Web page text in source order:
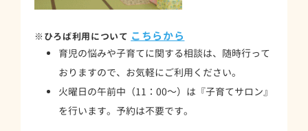
※ひろば利用について こちらから
育児の悩みや子育てに関する相談は、随時行って
おりますので、お気軽にご利用ください。
火曜日の午前中（11：00～）は『子育てサロン』
を行います。予約は不要です。